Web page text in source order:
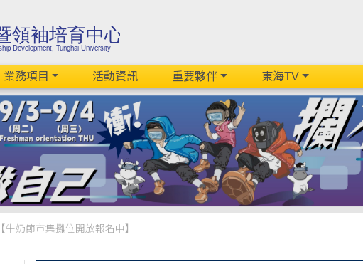
業務項目 活動資訊 重要夥伴 東海TV
【牛奶節市集攤位開放報名中】